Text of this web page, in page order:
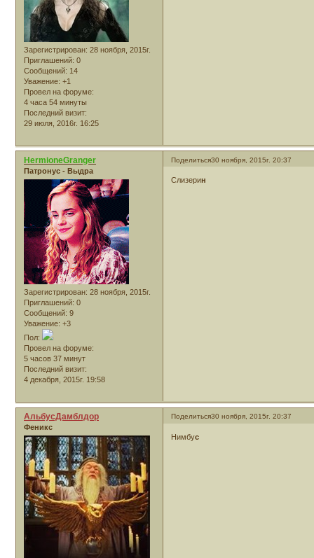
Зарегистрирован: 28 ноября, 2015г.
Приглашений: 0
Сообщений: 14
Уважение: +1
Провел на форуме:
4 часа 54 минуты
Последний визит:
29 июля, 2016г. 16:25
Поделиться30 ноября, 2015г. 20:37
HermioneGranger
Патронус - Выдра
Зарегистрирован: 28 ноября, 2015г.
Приглашений: 0
Сообщений: 9
Уважение: +3
Пол:
Провел на форуме:
5 часов 37 минут
Последний визит:
4 декабря, 2015г. 19:58
Слизерин
Поделиться30 ноября, 2015г. 20:37
АльбусДамблдор
Феникс
Нимбус